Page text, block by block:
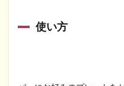
使い方